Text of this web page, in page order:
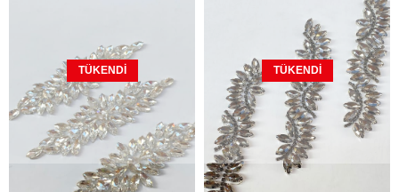
TÜKENDI TÜKENDI